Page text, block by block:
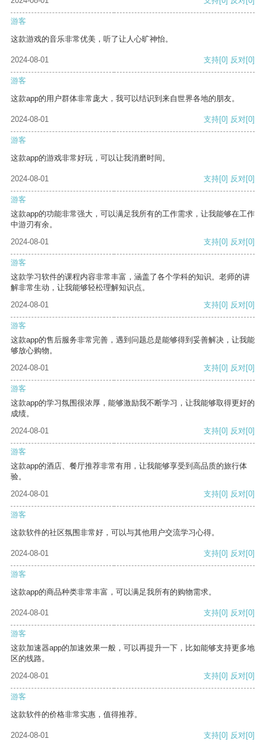
游客
这款游戏的音乐非常优美，听了让人心旷神怡。
2024-08-01 支持[0] 反对[0]
游客
这款app的用户群体非常庞大，我可以结识到来自世界各地的朋友。
2024-08-01 支持[0] 反对[0]
游客
这款app的游戏非常好玩，可以让我消磨时间。
2024-08-01 支持[0] 反对[0]
游客
这款app的功能非常强大，可以满足我所有的工作需求，让我能够在工作
中游刃有余。
2024-08-01
支持[0] 反对[0]
游客
这款学习软件的课程内容非常丰富，涵盖了各个学科的知识。老师的讲
解非常生动，让我能够轻松理解知识点。
2024-08-01
支持[0] 反对[0]
游客
这款app的售后服务非常完善，遇到问题总是能够得到妥善解决，让我能
够放心购物。
2024-08-01
支持[0] 反对[0]
游客
这款app的学习氛围很浓厚，能够激励我不断学习，让我能够取得更好的
成绩。
2024-08-01
支持[0] 反对[0]
游客
这款app的酒店、餐厅推荐非常有用，让我能够享受到高品质的旅行体
验。
2024-08-01
支持[0] 反对[0]
游客
这款软件的社区氛围非常好，可以与其他用户交流学习心得。
2024-08-01 支持[0] 反对[0]
游客
这款app的商品种类非常丰富，可以满足我所有的购物需求。
2024-08-01 支持[0] 反对[0]
游客
这款加速器app的加速效果一般，可以再提升一下，比如能够支持更多地
区的线路。
2024-08-01
支持[0] 反对[0]
游客
这款软件的价格非常实惠，值得推荐。
2024-08-01 支持[0] 反对[0]